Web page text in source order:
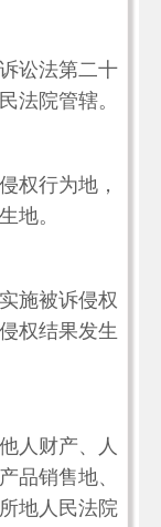
讼法第二十
法院管辖。
权行为地，
地。
施被诉侵权
权结果发生
人财产、人
品销售地、
地人民法院